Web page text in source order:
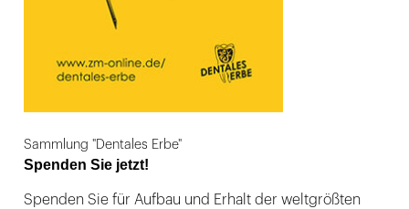
Sammlung "Dentales Erbe"
Spenden Sie jetzt!
Spenden Sie für Aufbau und Erhalt der weltgrößten